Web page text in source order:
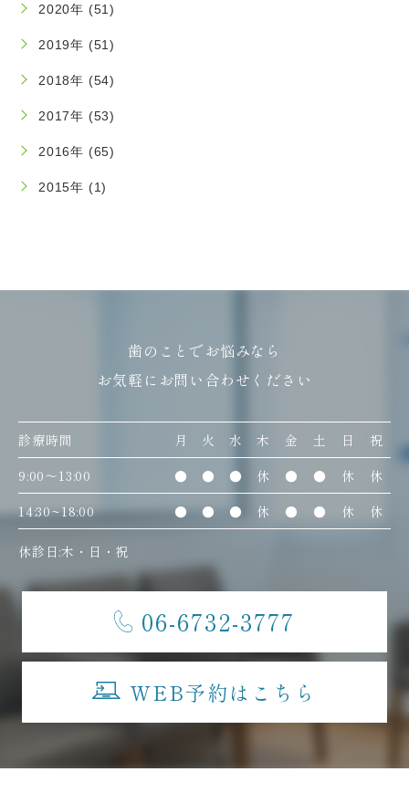
2020年 (51)
2019年 (51)
2018年 (54)
2017年 (53)
2016年 (65)
2015年 (1)
歯のことでお悩みなら
お気軽にお問い合わせください
診療時間 月 火 水 木 金 土 日
祝
9:00〜13:00
● ● ● 休 ● ● 休
休
14:30~18:00
● ● ● 休 ● ● 休 休
休診日:木・日・祝
06-6732-3777
WEB予約はこちら